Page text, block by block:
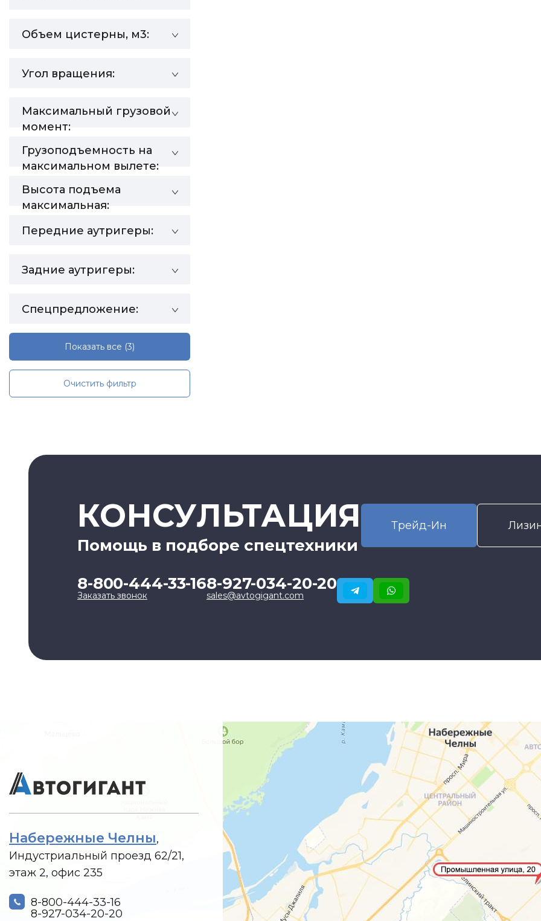
Объем цистерны, м3:
Угол вращения:
Максимальный грузовой
момент:
Грузоподъемность на
максимальном вылете:
Высота подъема
максимальная:
Передние аутригеры:
Задние аутригеры:
Спецпредложение:
Показать все (3)
Очистить фильтр
КОНСУЛЬТАЦИЯ
Помощь в подборе спецтехники
Трейд-Ин
8-800-444-33-16
Заказать звонок
8-927-034-20-20
sales@avtogigant.com
Набережные Челны,
Индустриальный проезд 62/21,
этаж 2, офис 235
8-800-444-33-16
8-927-034-20-20